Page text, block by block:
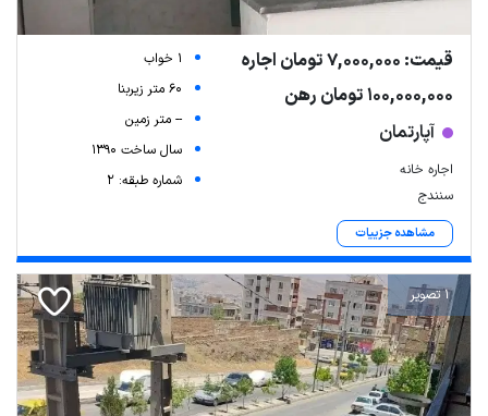
قیمت: 7,000,000 تومان اجاره
100,000,000 تومان رهن
آپارتمان
اجاره خانه
سنندج
مشاهده جزییات
1 خواب
60 متر زیربنا
-- متر زمین
سال ساخت 1390
شماره طبقه: 2
1 تصویر